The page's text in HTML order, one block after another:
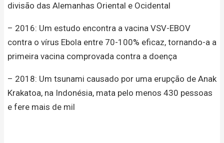
divisão das Alemanhas Oriental e Ocidental
– 2016: Um estudo encontra a vacina VSV-EBOV
contra o vírus Ebola entre 70-100% eficaz, tornando-a a
primeira vacina comprovada contra a doença
– 2018: Um tsunami causado por uma erupção de Anak
Krakatoa, na Indonésia, mata pelo menos 430 pessoas
e fere mais de mil